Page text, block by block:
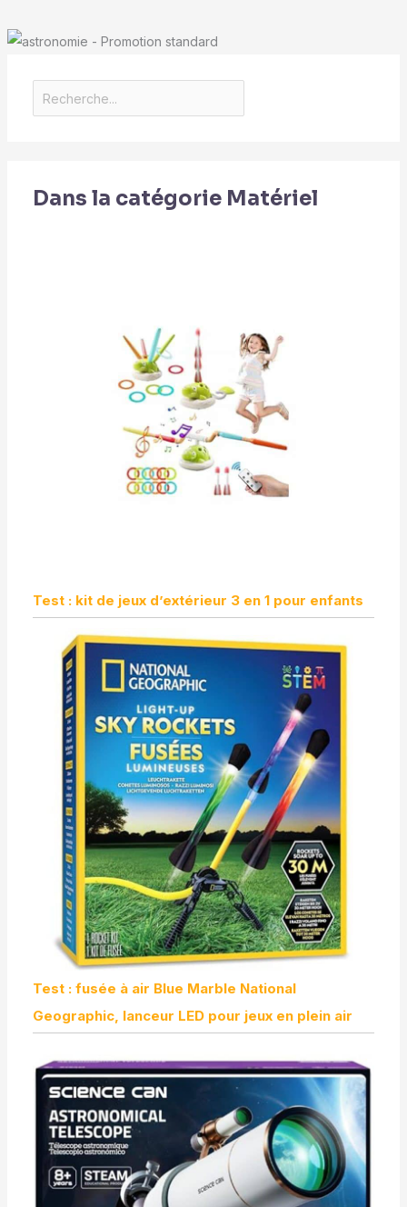
Dans la catégorie Matériel
Test : kit de jeux d’extérieur 3 en 1 pour enfants
Test : fusée à air Blue Marble National
Geographic, lanceur LED pour jeux en plein air